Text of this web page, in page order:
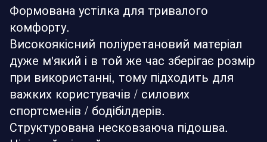
Формована устілка для тривалого
комфорту.
Високоякісний поліуретановий матеріал
дуже м'який і в той же час зберігає розмір
при використанні, тому підходить для
важких користувачів / силових
спортсменів / бодібілдерів.
Структурована несковзаюча підошва.